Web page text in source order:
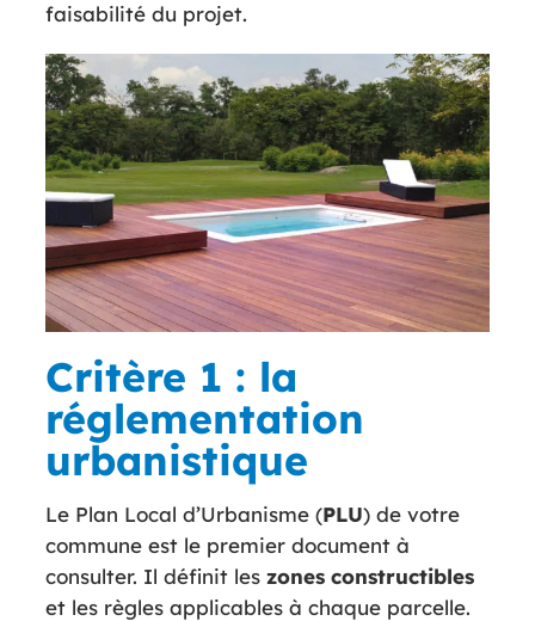
faisabilité du projet.
Critère 1 : la
réglementation
urbanistique
Le Plan Local d’Urbanisme (PLU) de votre
commune est le premier document à
consulter. Il définit les zones constructibles
et les règles applicables à chaque parcelle.